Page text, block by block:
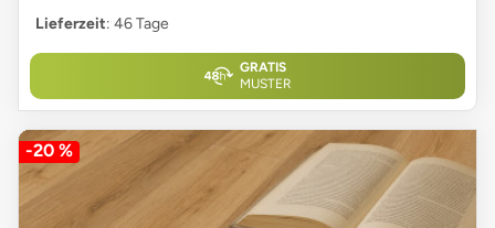
Lieferzeit: 46 Tage
GRATIS
MUSTER
-20 %